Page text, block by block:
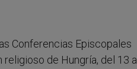
Conferencias Episcopales
de Hungría, del 13 al